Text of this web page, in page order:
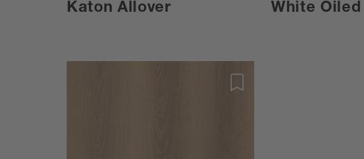
Katon Allover White Oiled